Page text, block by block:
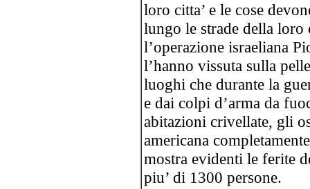
loro citta’ e le cose
lungo le strade della loro
l’operazione israeliana
l’hanno vissuta sulla
luoghi che durante la
e dai colpi d’arma da
abitazioni crivellate, gli
americana
mostra evidenti le ferite
piu’ di 1300 persone.